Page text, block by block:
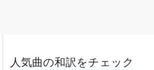
人気曲の和訳をチェック